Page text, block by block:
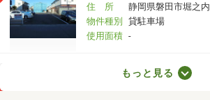
住 所
静岡県磐田市堀之内
物件種別
貸駐車場
使用面積 -
もっと見る